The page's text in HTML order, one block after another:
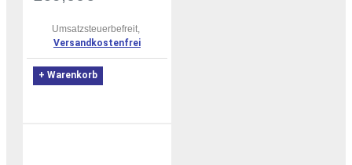
Umsatzsteuerbefreit,
Versandkostenfrei
+ Warenkorb